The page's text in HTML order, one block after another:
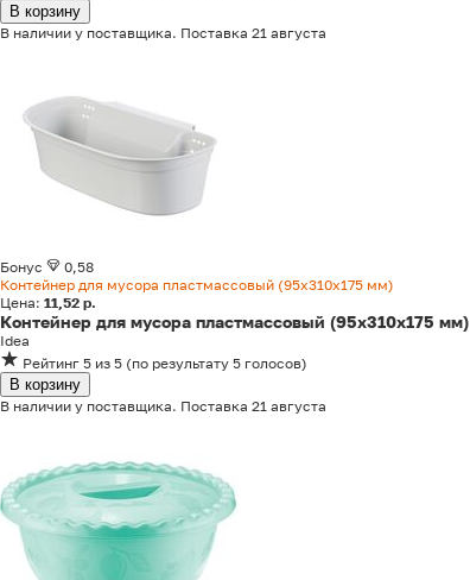
В корзину
В наличии у поставщика. Поставка 21 августа
Бонус
0,58
Контейнер для мусора пластмассовый (95x310x175 мм)
Цена: 11,52 р.
Контейнер для мусора пластмассовый (95x310x175 мм)
Idea
Рейтинг 5 из 5 (по результату 5 голосов)
В корзину
В наличии у поставщика. Поставка 21 августа